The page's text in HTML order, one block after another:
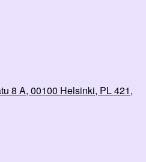
8 A, 00100 Helsinki, PL 421,